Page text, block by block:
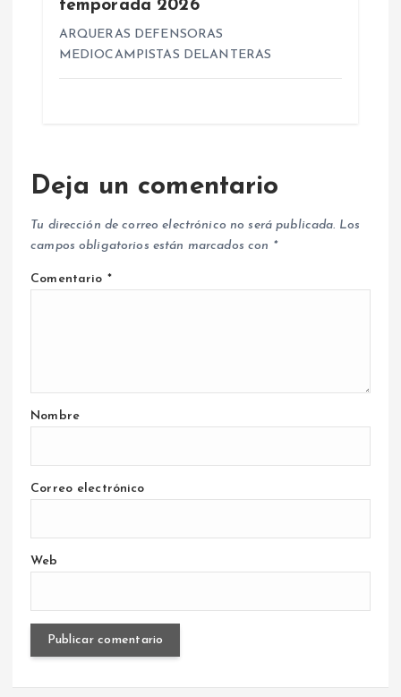
temporada 2026
ARQUERAS DEFENSORAS
MEDIOCAMPISTAS DELANTERAS
Deja un comentario
Tu dirección de correo electrónico no será publicada. Los
campos obligatorios están marcados con *
Comentario *
Nombre
Correo electrónico
Web